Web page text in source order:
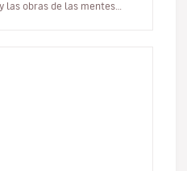
las obras de las mentes